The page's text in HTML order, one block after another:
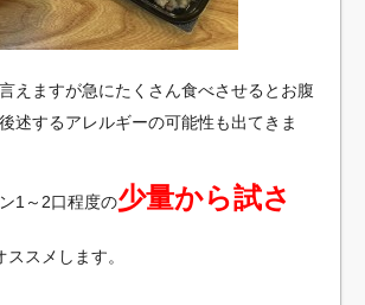
えますが急にたくさん食べさせるとお腹
述するアレルギーの可能性も出てきま
1～2口程度の少量から試さ
ススメします。